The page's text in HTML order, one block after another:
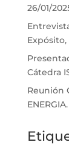
26/01/
Expósito,
Cátedra
Reunión